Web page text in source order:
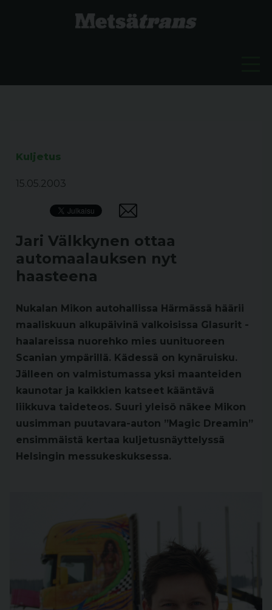
Kuljetus
15.05.2003
Jari Välkkynen ottaa
automaalauksen nyt
haasteena
Nukalan Mikon autohallissa Härmässä häärii
maaliskuun alkupäivinä valkoisissa Glasurit -
haalareissa nuorehko mies uunituoreen
Scanian ympärillä. Kädessä on kynäruisku.
Jälleen on valmistumassa yksi maanteiden
kaunotar ja kaikkien katseet kääntävä
liikkuva taideteos. Suuri yleisö näkee Mikon
uusimman puutavara-auton ”Magic Dreamin”
ensimmäistä kertaa kuljetusnäyttelyssä
Helsingin messukeskuksessa.